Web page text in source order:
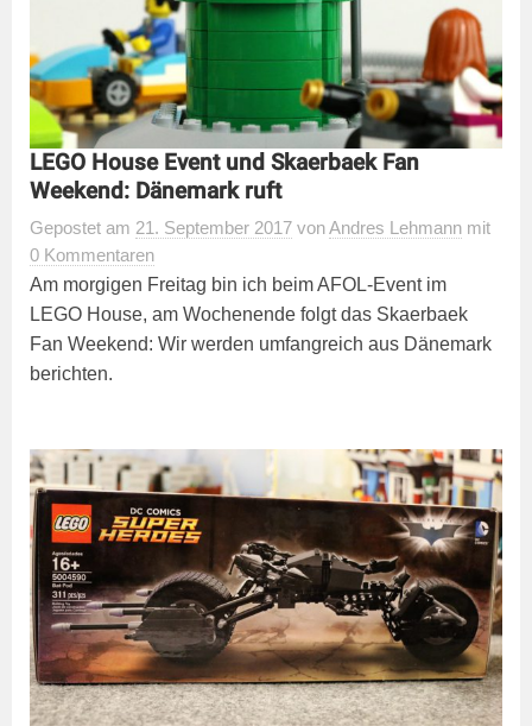
LEGO House Event und Skaerbaek Fan
Weekend: Dänemark ruft
Gepostet am 21. September 2017 vonAndres Lehmann mit
0 Kommentaren
Am morgigen Freitag bin ich beim AFOL-Event im
LEGO House, am Wochenende folgt das Skaerbaek
Fan Weekend: Wir werden umfangreich aus Dänemark
berichten.